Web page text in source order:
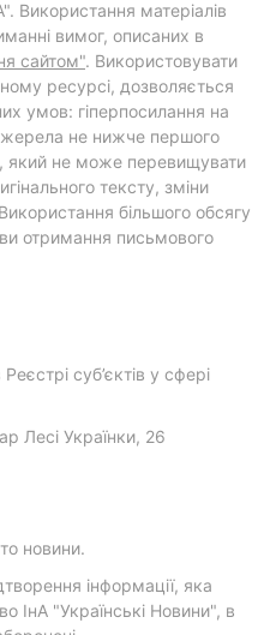
матеріалів
вимог, описаних в
сайтом". Використовувати
ресурсі, дозволяється
умов: гіперпосилання на
не нижче першого
який не може перевищувати
тексту, зміни
більшого обсягу
отримання письмового
суб’єктів у сфері
Лесі Українки, 26
новини.
інформації, яка
ІнА "Українські Новини", в